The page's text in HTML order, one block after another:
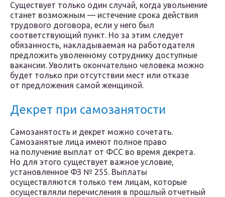
Существует только один случай, когда увольнение
станет возможным — истечение срока действия
трудового договора, если у него был
соответствующий пункт. Но за этим следует
обязанность, накладываемая на работодателя
предложить уволенному сотруднику доступные
вакансии. Уволить окончательно человека можно
будет только при отсутствии мест или отказе
от предложения самой женщиной.
Декрет при самозанятости
Самозанятость и декрет можно сочетать.
Самозанятые лица имеют полное право
на получение выплат от ФСС во время декрета.
Но для этого существует важное условие,
установленное ФЗ № 255. Выплаты
осуществляются только тем лицам, которые
осуществляли перечисления в прошлый отчетный